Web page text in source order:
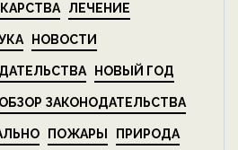
ЛЕЧЕНИЕ
НОВОСТИ
НОВЫЙ ГОД
ОБЗОР ЗАКОНОДАТЕЛЬСТВА
ПОЖАРЫ ПРИРОДА